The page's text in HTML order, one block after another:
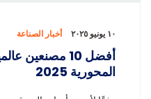
١٠ يونيو ٢٠٢٥ أخبار الصناعة
أفضل 10 مصنعين
المحورية 2025